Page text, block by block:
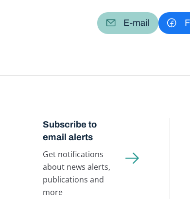
E-mail
Subscribe to
email alerts
Get notifications
about news alerts,
publications and
more